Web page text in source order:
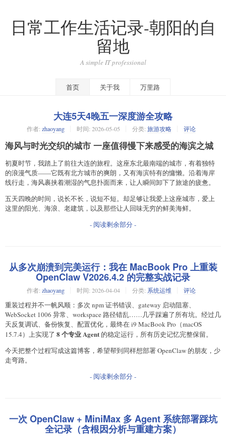
日常工作生活记录-朝阳的自
留地
A simple IT professional
首页 关于我 万里路
大连5天4晚五一深度游全攻略
作者: zhaoyang 时间: 2026-05-05 分类: 旅游攻略 评论
海风与时光交织的城市 一座值得慢下来感受的海滨之城
初夏时节，我踏上了前往大连的旅程。这座东北最南端的城市，有着独特
的浪漫气质——它既有北方城市的爽朗，又有海滨特有的慵懒。沿着海岸
线行走，海风裹挟着潮湿的气息扑面而来，让人瞬间卸下了旅途的疲惫。
五天四晚的时间，说长不长，说短不短。却足够让我爱上这座城市，爱上
这里的阳光、海浪、老建筑，以及那些让人回味无穷的鲜美海鲜。
- 阅读剩余部分 -
从多次崩溃到完美运行：我在 MacBook Pro 上重装
OpenClaw V2026.4.2 的完整实战记录
作者: zhaoyang 时间: 2026-04-04 分类: 系统运维 评论
重装过程并不一帆风顺：多次 npm 证书错误、gateway 启动阻塞、
WebSocket 1006 异常、workspace 路径错乱……几乎踩遍了所有坑。经过几
天反复调试、备份恢复、配置优化，最终在 i9 MacBook Pro（macOS
15.7.4）上实现了 8 个专业 Agent 的稳定运行，所有历史记忆完整保留。
今天把整个过程写成这篇博客，希望帮到同样想部署 OpenClaw 的朋友，少
走弯路。
- 阅读剩余部分 -
一次 OpenClaw + MiniMax 多 Agent 系统部署踩坑
全记录（含根因分析与重建方案）